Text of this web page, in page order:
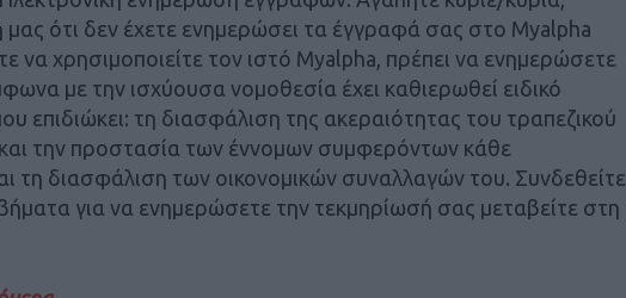
μας ότι δεν έχετε ενημερώσει τα έγγραφά σας στο Myalpha
να χρησιμοποιείτε τον ιστό Myalpha, πρέπει να ενημερώσετε
με την ισχύουσα νομοθεσία έχει καθιερωθεί ειδικό
επιδιώκει: τη διασφάλιση της ακεραιότητας του τραπεζικού
την προστασία των έννομων συμφερόντων κάθε
τη διασφάλιση των οικονομικών συναλλαγών του. Συνδεθείτε
για να ενημερώσετε την τεκμηρίωσή σας μεταβείτε στη